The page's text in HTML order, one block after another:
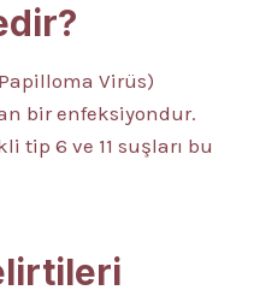
Virüs)
bir enfeksiyondur.
tip 6 ve 11 suşları bu